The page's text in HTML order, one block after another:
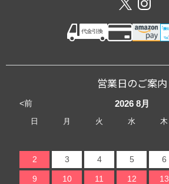
営業日のご案内
<前 2026 8月
日 月 火 水 木
2 3 4 5 6
9 10 11 12 13